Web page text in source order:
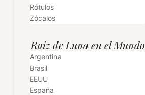
Rótulos
Zócalos
Ruiz de Luna en el Mundo
Argentina
Brasil
EEUU
España